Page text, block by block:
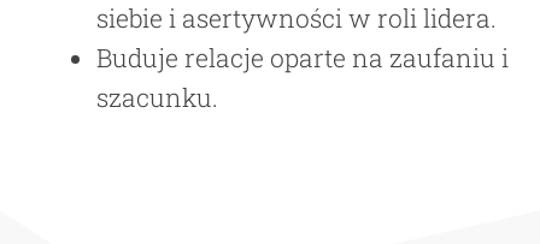
siebie i asertywności w roli lidera.
Buduje relacje oparte na zaufaniu i
szacunku.